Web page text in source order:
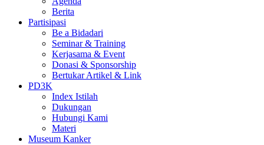
Berita
Partisipasi
Be a Bidadari
Seminar & Training
Kerjasama & Event
Donasi & Sponsorship
Bertukar Artikel & Link
PD3K
Index Istilah
Dukungan
Hubungi Kami
Materi
Museum Kanker